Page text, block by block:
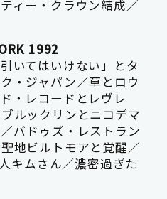
ィー・クラウン結成／
1992
いてはいけない」とタ
・ジャパン／草とロウ
・レコードとレヴレ
ルックリンとニコデマ
バドゥズ・レストラン
地ビルトモアと覚醒／
キムさん／濃密過ぎた